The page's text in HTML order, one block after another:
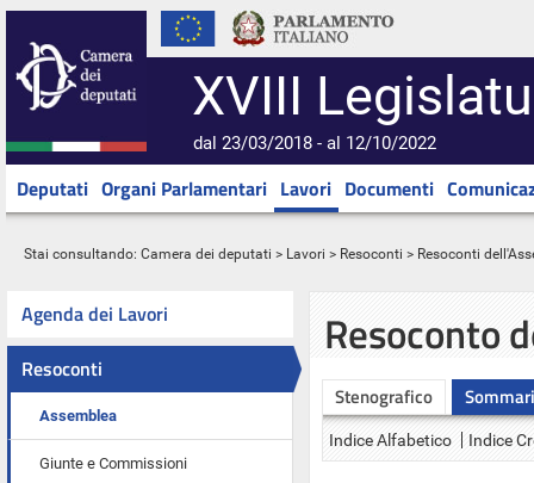
XVIII
dal 23/03/2018 - al 12/10/2022
Deputati Organi Parlamentari Lavori Documenti
Stai consultando: Camera dei deputati > Lavori > Resoconti > Resoconti
Agenda dei Lavori
Resoconti
Assemblea
Giunte e Commissioni
Resoconto
Stenografico
Indice Alfabetico Indice